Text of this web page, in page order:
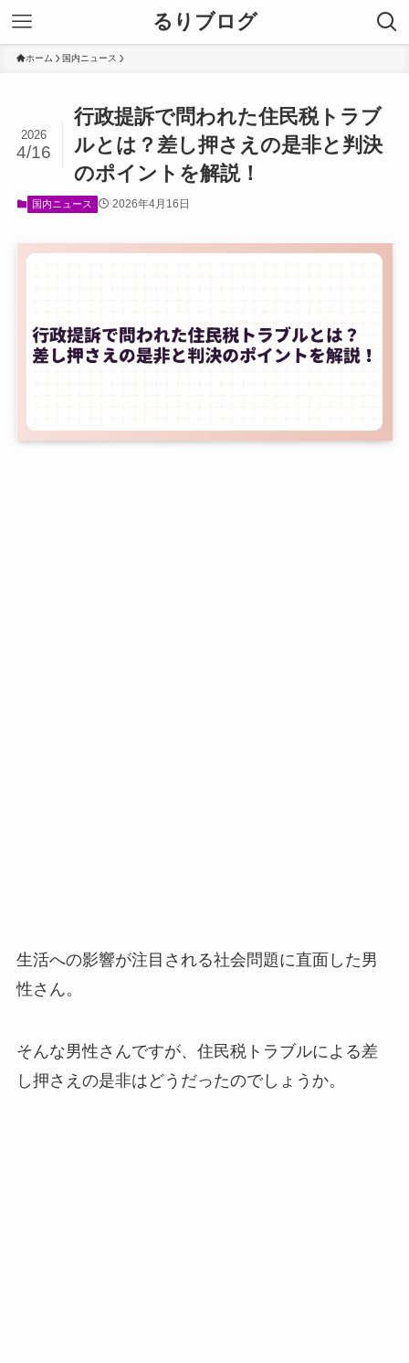
るりブログ
ホーム 国内ニュース
行政提訴で問われた住民税トラブ
ルとは？差し押さえの是非と判決
のポイントを解説！
2026
4/16
国内ニュース 2026年4月16日
生活への影響が注目される社会問題に直面した男
性さん。
そんな男性さんですが、住民税トラブルによる差
し押さえの是非はどうだったのでしょうか。